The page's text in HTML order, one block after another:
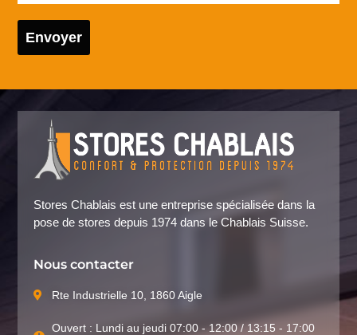
Envoyer
Stores Chablais est une entreprise spécialisée dans la
pose de stores depuis 1974 dans le Chablais Suisse.
Nous contacter
Rte Industrielle 10, 1860 Aigle
Ouvert : Lundi au jeudi 07:00 - 12:00 / 13:15 - 17:00